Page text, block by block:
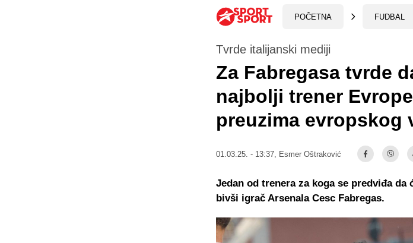
POČETNA FUDBAL
Tvrde italijanski mediji
Za Fabregasa tvrde
najbolji trener
preuzima evropskog
01.03.25. - 13:37, Esmer Oštraković
Jedan od trenera za koga se predviđa
bivši igrač Arsenala Cesc Fabregas.